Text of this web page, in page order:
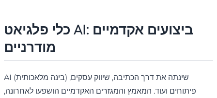
כלי פלגיאט AI: ביצועים אקדמיים
מודרניים
AI (בינה מלאכותית) שינתה את דרך הכתיבה, שיווק עסקים,
פיתוחים ועוד. המאמץ והמגזרים האקדמיים הושפעו לאחרונה,